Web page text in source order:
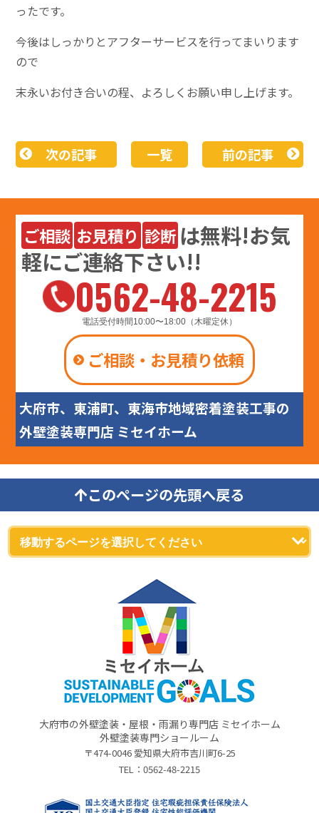
ったです。
今後はしっかりとアフターサービスを行ってまいります
ので
末永いお付き合いの程、よろしくお願い申し上げます。
次の記事 一覧 前の記事
ご相談 お見積り 診断 は無料!お気
軽にご連絡下さい!!
0562-48-2215
電話受付時間10:00〜18:00（木曜定休）
ご相談・お見積り依頼
大府市、東浦町、東海市地域密着塗装工事の
外壁塗装専門店 ミセイホーム
このページの先頭へ戻る
大府市の外壁塗装・屋根・雨漏り専門店 ミセイホーム
外壁塗装専門ショールーム
〒474-0046 愛知県大府市吉川町6-25
TEL： 0562-48-2215